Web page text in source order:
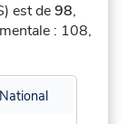
est de98,
: 108,
National